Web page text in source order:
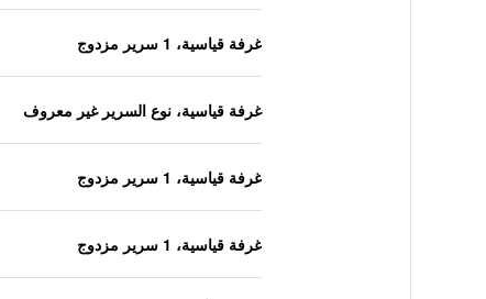
غرفة قياسية، 1 سرير مزدوج
غرفة قياسية، نوع السرير غير معروف
غرفة قياسية، 1 سرير مزدوج
غرفة قياسية، 1 سرير مزدوج